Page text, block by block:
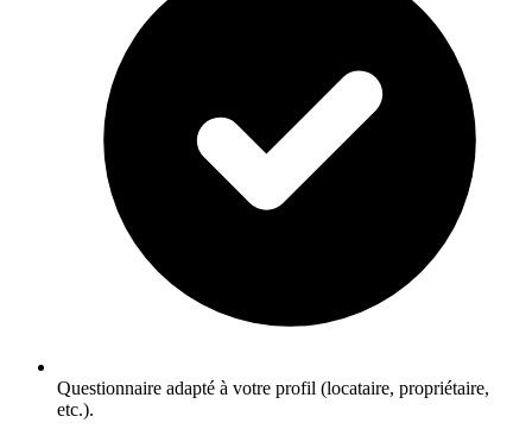
Questionnaire adapté à votre profil (locataire, propriétaire,
etc.).